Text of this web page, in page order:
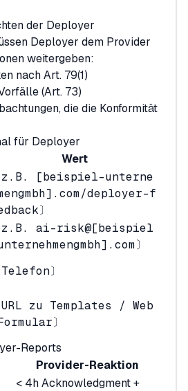
der Deployer
Deployer dem Provider
weitergeben:
nach Art. 79(1)
(Art. 73)
die die Konformität
für Deployer
Wert
z.B. [beispiel-unterne
deployer-f
〕
z.B. ai-risk@[beispiel
〕
Telefon〕
URL zu Templates / Web
〕
Reports
Provider-Reaktion
< 4h Acknowledgment +